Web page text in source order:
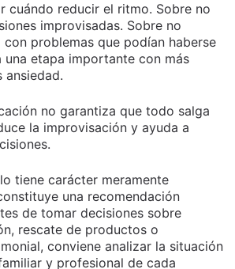
cuándo reducir el ritmo. Sobre no
improvisadas. Sobre no
problemas que podían haberse
etapa importante con más
ansiedad.
no garantiza que todo salga
la improvisación y ayuda a
tiene carácter meramente
una recomendación
de tomar decisiones sobre
rescate de productos o
conviene analizar la situación
y profesional de cada